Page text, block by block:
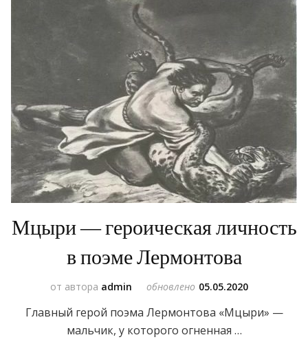
Мцыри — героическая личность
в поэме Лермонтова
от автора admin обновлено 05.05.2020
Главный герой поэма Лермонтова «Мцыри» —
мальчик, у которого огненная …